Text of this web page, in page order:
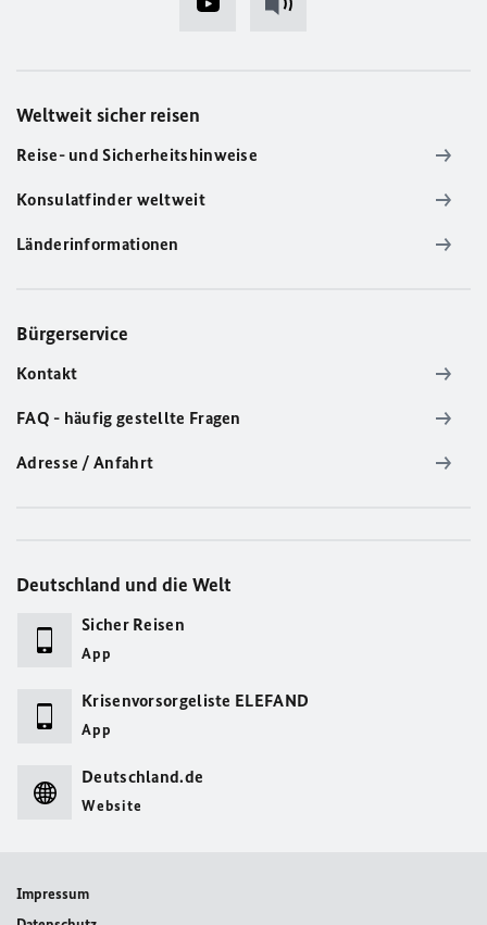
Weltweit sicher reisen
Reise- und Sicherheitshinweise
Konsulatfinder weltweit
Länderinformationen
Bürgerservice
Kontakt
FAQ - häufig gestellte Fragen
Adresse / Anfahrt
Deutschland und die Welt
Sicher Reisen
App
Krisenvorsorgeliste ELEFAND
App
Deutschland.de
Website
Impressum